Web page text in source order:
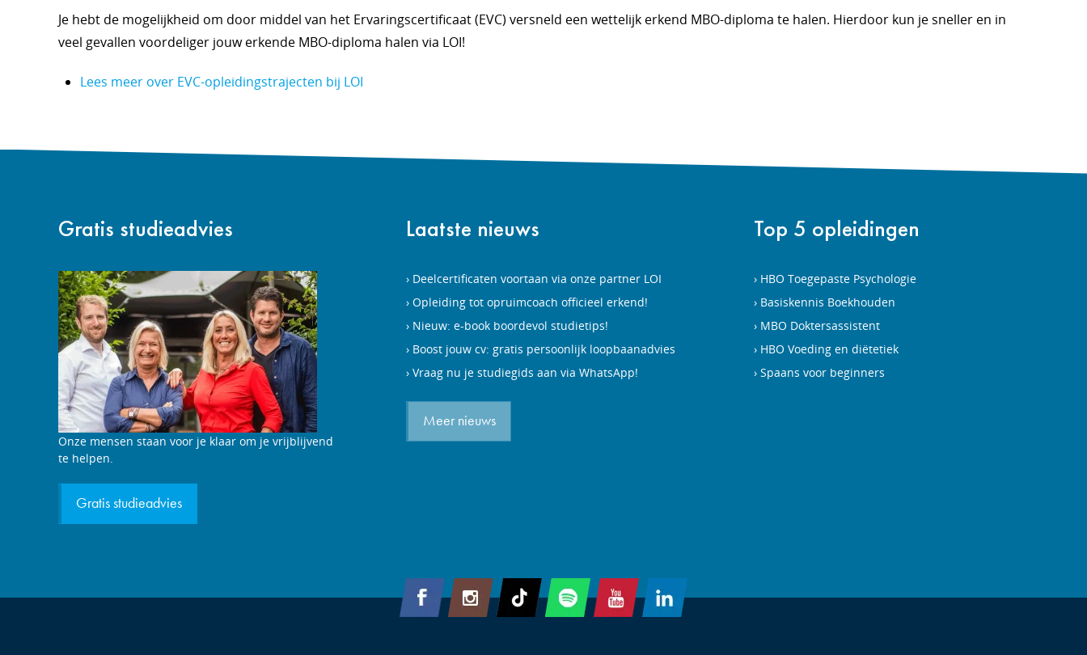
Je hebt de mogelijkheid om door middel van het Ervaringscertificaat (EVC) versneld een wettelijk erkend MBO-diploma te halen. Hierdoor kun je sneller en in
veel gevallen voordeliger jouw erkende MBO-diploma halen via LOI!
Lees meer over EVC-opleidingstrajecten bij LOI
Gratis studieadvies
Studieadviesgesprek
aanvragen
Onze mensen staan voor je klaar om je vrijblijvend
te helpen.
Gratis studieadvies
Laatste nieuws
Deelcertificaten voortaan via onze partner LOI
Opleiding tot opruimcoach officieel erkend!
Nieuw: e-book boordevol studietips!
Boost jouw cv: gratis persoonlijk loopbaanadvies
Vraag nu je studiegids aan via WhatsApp!
Meer nieuws
Top 5 opleidingen
HBO Toegepaste Psychologie
Basiskennis Boekhouden
MBO Doktersassistent
HBO Voeding en diëtetiek
Spaans voor beginners